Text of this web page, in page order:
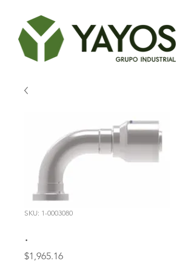
SKU: 1-0003080
.
$1,965.16Precio